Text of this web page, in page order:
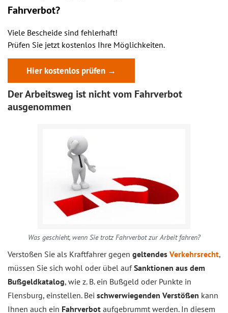
Fahrverbot?
Viele Bescheide sind fehlerhaft!
Prüfen Sie jetzt kostenlos Ihre Möglichkeiten.
Hier kostenlos prüfen →
Der Arbeitsweg ist nicht vom Fahrverbot
ausgenommen
Was geschieht, wenn Sie trotz Fahrverbot zur Arbeit fahren?
Verstoßen Sie als Kraftfahrer gegen geltendes Verkehrsrecht,
müssen Sie sich wohl oder übel aufSanktionen aus dem
Bußgeldkatalog, wie z. B. ein Bußgeld oder Punkte in
Flensburg, einstellen. Bei schwerwiegenden Verstößen kann
Ihnen auch ein Fahrverbot aufgebrummt werden. In diesem